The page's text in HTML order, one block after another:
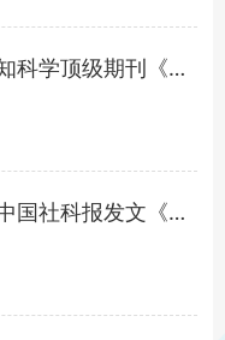
《Cognition》发表学术论文
语能力建设 扎实推动文明交流互鉴》